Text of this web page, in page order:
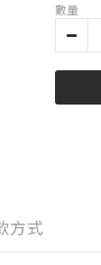
數量
方式